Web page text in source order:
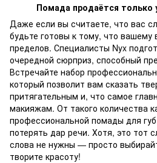
Помада продаётся только
Даже если вы считаете, что вас
будьте готовы к тому, что вашему
пределов. Специалисты Nyx
очередной сюрприз, способный
Встречайте набор
который позволит вам сказать
притягательным и, что самое
макияжам. От такого количества
профессиональной помады для
потерять дар речи. Хотя, это тот
слова не нужны — просто
творите красоту!